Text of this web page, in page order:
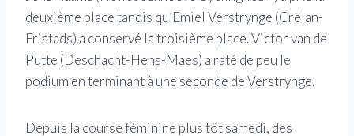
deuxième place tandis qu’Emiel Verstrynge (Crelan-
Fristads) a conservé la troisième place. Victor van de
Putte (Deschacht-Hens-Maes) a raté de peu le
podium en terminant à une seconde de Verstrynge.
Depuis la course féminine plus tôt samedi, des